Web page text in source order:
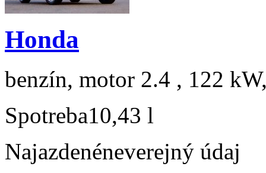
Honda
benzín, motor 2.4 , 122
Spotreba10,43 l
Najazdenéneverejný údaj